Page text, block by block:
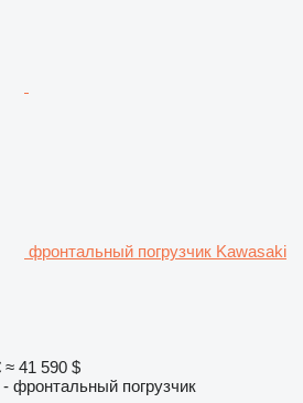
фронтальный погрузчик Kawasaki
≈ 41 590 $
фронтальный погрузчик